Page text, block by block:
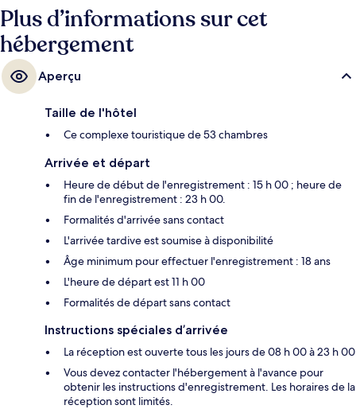
d'une terrasse sur le toit, d'un bar en bord de piscine, ainsi que
d'agréables petits plus dans votre chambre, tels qu'un réfrigérateur et
un micro-ondes. Les autres voyageurs ne tarissent pas d'éloges en ce
qui concerne le personnel attentionné et la proximité avec la plage.
Plus d’informations sur cet
hébergement
Aperçu
Taille de l'hôtel
Ce complexe touristique de 53 chambres
Arrivée et départ
Heure de début de l'enregistrement : 15 h 00 ; heure de
fin de l'enregistrement : 23 h 00.
Formalités d'arrivée sans contact
L'arrivée tardive est soumise à disponibilité
Âge minimum pour effectuer l'enregistrement : 18 ans
L'heure de départ est 11 h 00
Formalités de départ sans contact
Instructions spéciales d’arrivée
La réception est ouverte tous les jours de 08 h 00 à 23 h 00
Vous devez contacter l'hébergement à l'avance pour
obtenir les instructions d'enregistrement. Les horaires de la
réception sont limités.